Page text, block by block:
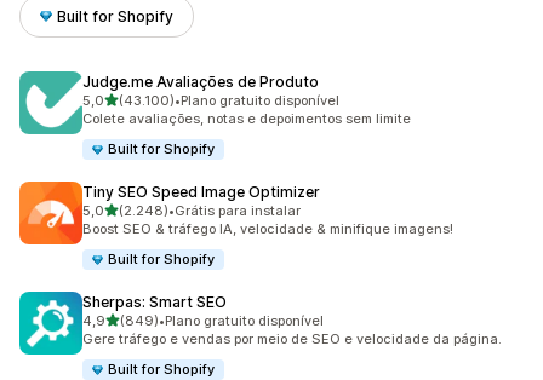
Built for Shopify
Judge.me Avaliações de Produto
5,0de 5 estrelas
(43.100)
43100 avaliações ao todo
•Plano gratuito disponível
Colete avaliações, notas e depoimentos sem limite
Built for Shopify
Tiny SEO Speed Image Optimizer
5,0de 5 estrelas
(2.248)
2248 avaliações ao todo
•Grátis para instalar
Boost SEO & tráfego IA, velocidade & minifique imagens!
Built for Shopify
Sherpas: Smart SEO
4,9de 5 estrelas
(849)
849 avaliações ao todo
•Plano gratuito disponível
Gere tráfego e vendas por meio de SEO e velocidade da página.
Built for Shopify